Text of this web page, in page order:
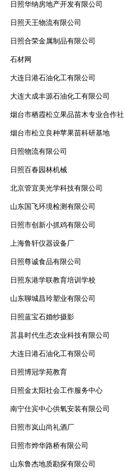
日照华纳房地产开发有限公司
日照天王物流有限公司
日照合荣金属制品有限公司
石材网
大连日港石油化工有限公司
大连大成丰源石油化工有限公司
烟台市栖霞松立果品苗木专业合作社
烟台市松立良种苹果苗科研基地
日照物流有限公司
日照百春园林机械
北京管宜美光学科技有限公司
山东国飞环境检测有限公司
日照市创新小抓鸡有限公司
上海鲁轩仪器设备厂
日照尊诚食品有限公司
日照东港学联教育培训学校
山东聊城昌玲塑业有限公司
日照蓝宝石婚纱摄影
莒县时代生态农业科技有限公司
大连日港石油化工有限公司
日照博冠学苑教育
日照金太阳社会工作服务中心
南宁仕宾中心供氧安装有限公司
日照市岚山尚礼酒厂
日照市烨华路桥有限公司
山东鲁杰地质勘探有限公司